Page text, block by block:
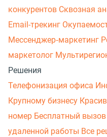
конкурентов Сквозная
Email-трекинг
Мессенджер‑маркетинг
маркетолог
Решения
Телефонизация офиса
Крупному бизнесу
номер Бесплатный
удаленной работы Все